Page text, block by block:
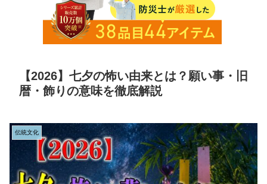
【2026】七夕の怖い由来とは？願い事・旧
暦・飾りの意味を徹底解説
伝統文化